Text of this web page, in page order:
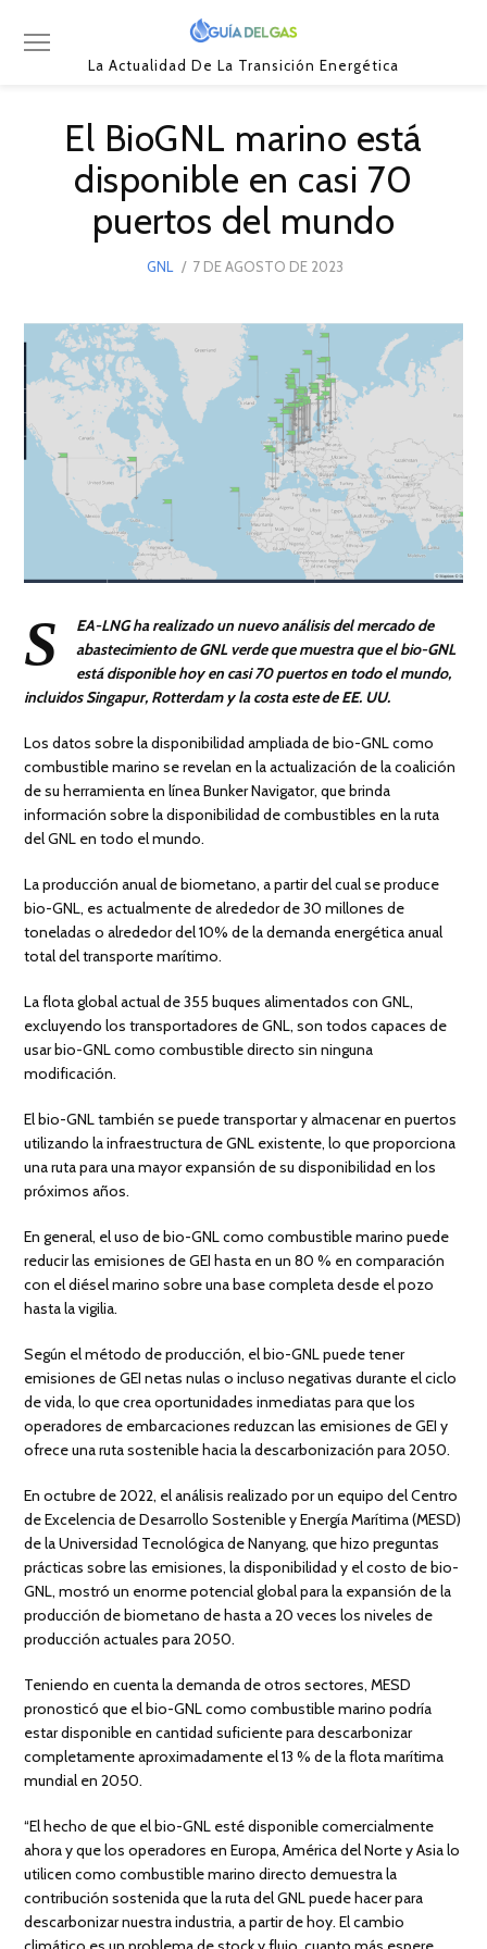
La Actualidad De La Transición Energética
El BioGNL marino está
disponible en casi 70
puertos del mundo
GNL
POSTED
7 DE AGOSTO DE 2023
S
EA-LNG ha realizado un nuevo análisis del mercado de
abastecimiento de GNL verde que muestra que el bio-GNL
está disponible hoy en casi 70 puertos en todo el mundo,
incluidos Singapur, Rotterdam y la costa este de EE. UU.
Los datos sobre la disponibilidad ampliada de bio-GNL como
combustible marino se revelan en la actualización de la coalición
de su herramienta en línea Bunker Navigator, que brinda
información sobre la disponibilidad de combustibles en la ruta
del GNL en todo el mundo.
La producción anual de biometano, a partir del cual se produce
bio-GNL, es actualmente de alrededor de 30 millones de
toneladas o alrededor del 10% de la demanda energética anual
total del transporte marítimo.
La flota global actual de 355 buques alimentados con GNL,
excluyendo los transportadores de GNL, son todos capaces de
usar bio-GNL como combustible directo sin ninguna
modificación.
El bio-GNL también se puede transportar y almacenar en puertos
utilizando la infraestructura de GNL existente, lo que proporciona
una ruta para una mayor expansión de su disponibilidad en los
próximos años.
En general, el uso de bio-GNL como combustible marino puede
reducir las emisiones de GEI hasta en un 80 % en comparación
con el diésel marino sobre una base completa desde el pozo
hasta la vigilia.
Según el método de producción, el bio-GNL puede tener
emisiones de GEI netas nulas o incluso negativas durante el ciclo
de vida, lo que crea oportunidades inmediatas para que los
operadores de embarcaciones reduzcan las emisiones de GEI y
ofrece una ruta sostenible hacia la descarbonización para 2050.
En octubre de 2022, el análisis realizado por un equipo del Centro
de Excelencia de Desarrollo Sostenible y Energía Marítima (MESD)
de la Universidad Tecnológica de Nanyang, que hizo preguntas
prácticas sobre las emisiones, la disponibilidad y el costo de bio-
GNL, mostró un enorme potencial global para la expansión de la
producción de biometano de hasta a 20 veces los niveles de
producción actuales para 2050.
Teniendo en cuenta la demanda de otros sectores, MESD
pronosticó que el bio-GNL como combustible marino podría
estar disponible en cantidad suficiente para descarbonizar
completamente aproximadamente el 13 % de la flota marítima
mundial en 2050.
“El hecho de que el bio-GNL esté disponible comercialmente
ahora y que los operadores en Europa, América del Norte y Asia lo
utilicen como combustible marino directo demuestra la
contribución sostenida que la ruta del GNL puede hacer para
descarbonizar nuestra industria, a partir de hoy. El cambio